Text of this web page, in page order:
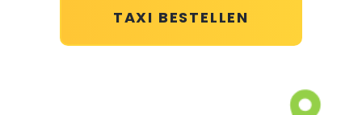
TAXI BESTELLEN